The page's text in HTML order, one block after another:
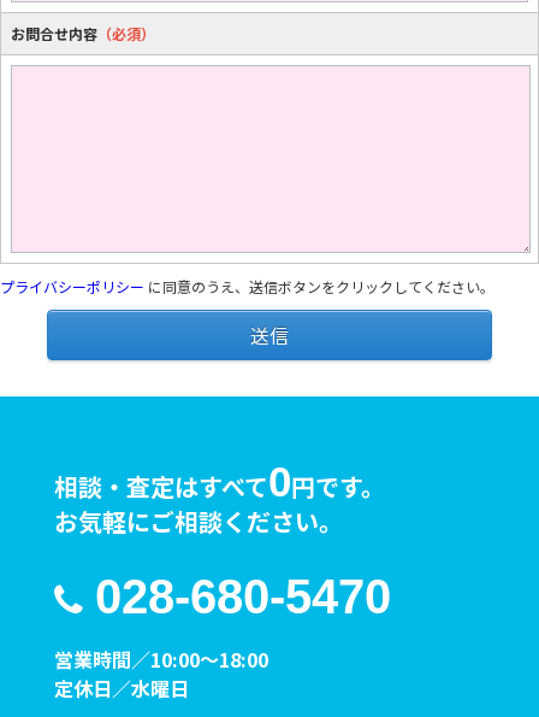
お問合せ内容 （必須）
プライバシーポリシー に同意のうえ、送信ボタンをクリックしてください。
送信
相談・査定はすべて0円です。
お気軽にご相談ください。
028-680-5470
営業時間／10:00～18:00
定休日／水曜日